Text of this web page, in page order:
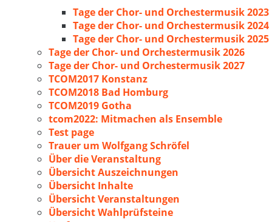
Tage der Chor- und Orchestermusik 2023
Tage der Chor- und Orchestermusik 2024
Tage der Chor- und Orchestermusik 2025
Tage der Chor- und Orchestermusik 2026
Tage der Chor- und Orchestermusik 2027
TCOM2017 Konstanz
TCOM2018 Bad Homburg
TCOM2019 Gotha
tcom2022: Mitmachen als Ensemble
Test page
Trauer um Wolfgang Schröfel
Über die Veranstaltung
Übersicht Auszeichnungen
Übersicht Inhalte
Übersicht Veranstaltungen
Übersicht Wahlprüfsteine